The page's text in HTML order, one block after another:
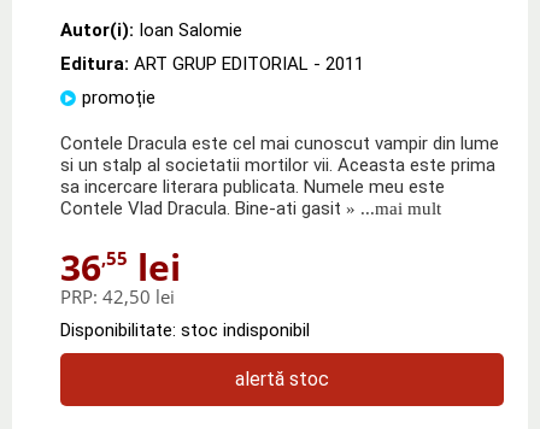
Autor(i): Ioan Salomie
Editura: ART GRUP EDITORIAL - 2011
promoție
Contele Dracula este cel mai cunoscut vampir din lume
si un stalp al societatii mortilor vii. Aceasta este prima
sa incercare literara publicata. Numele meu este
Contele Vlad Dracula. Bine-ati gasit » ...mai mult
36,55 lei
PRP: 42,50 lei
Disponibilitate: stoc indisponibil
alertă stoc